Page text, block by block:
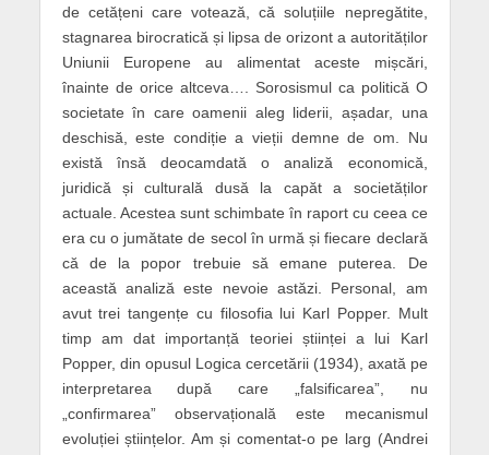
de cetățeni care votează, că soluțiile nepregătite,
stagnarea birocratică și lipsa de orizont a autorităților
Uniunii Europene au alimentat aceste mișcări,
înainte de orice altceva…. Sorosismul ca politică O
societate în care oamenii aleg liderii, așadar, una
deschisă, este condiție a vieții demne de om. Nu
există însă deocamdată o analiză economică,
juridică și culturală dusă la capăt a societăților
actuale. Acestea sunt schimbate în raport cu ceea ce
era cu o jumătate de secol în urmă și fiecare declară
că de la popor trebuie să emane puterea. De
această analiză este nevoie astăzi. Personal, am
avut trei tangențe cu filosofia lui Karl Popper. Mult
timp am dat importanță teoriei științei a lui Karl
Popper, din opusul Logica cercetării (1934), axată pe
interpretarea după care „falsificarea”, nu
„confirmarea” observațională este mecanismul
evoluției științelor. Am și comentat-o pe larg (Andrei